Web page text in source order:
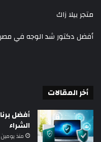
متجر بيلا زاك
أفضل دكتور شد الوجه في مصر
أخر المقالات
أفضل
الشراء
منذ يومين